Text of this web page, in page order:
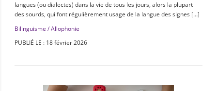
langues (ou dialectes) dans la vie de tous les jours, alors la plupart
des sourds, qui font régulièrement usage de la langue des signes […]
Bilinguisme / Allophonie
PUBLIÉ LE : 18 février 2026